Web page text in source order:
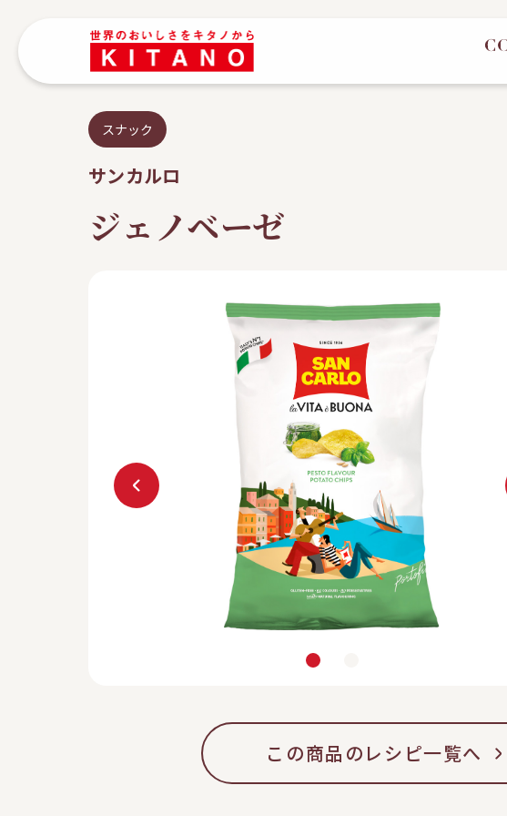
スナック
サンカルロ
ジェノベーゼ
この商品のレシピ一覧へ